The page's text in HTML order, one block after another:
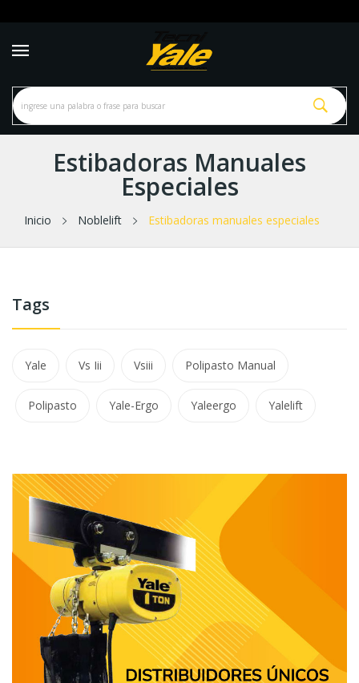
Estibadoras Manuales
Especiales
Inicio Noblelift Estibadoras manuales especiales
Tags
Yale Vs Iii Vsiii Polipasto Manual
Polipasto Yale-Ergo Yaleergo Yalelift